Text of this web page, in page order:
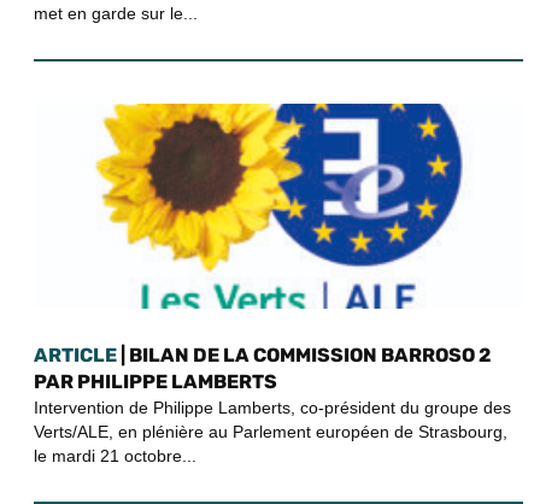
met en garde sur le...
ARTICLE | BILAN DE LA COMMISSION BARROSO 2
PAR PHILIPPE LAMBERTS
Intervention de Philippe Lamberts, co-président du groupe des
Verts/ALE, en plénière au Parlement européen de Strasbourg,
le mardi 21 octobre...